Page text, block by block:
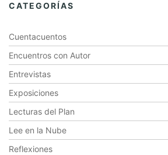
CATEGORÍAS
Cuentacuentos
Encuentros con Autor
Entrevistas
Exposiciones
Lecturas del Plan
Lee en la Nube
Reflexiones